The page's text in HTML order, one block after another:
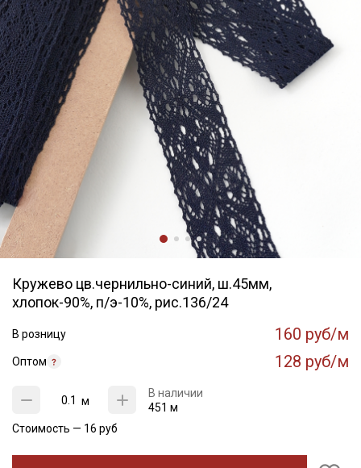
Кружево цв.чернильно-синий, ш.45мм,
хлопок-90%, п/э-10%, рис.136/24
В розницу 160 руб/м
Оптом 128 руб/м
м
В наличии
451 м
Стоимость — 16 руб